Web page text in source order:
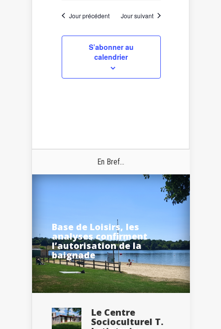
Jour précédent Jour suivant
S’abonner au
calendrier
En Bref...
Base de Loisirs, les
analyses confirment
l’autorisation de la
baignade
Le Centre
Socioculturel T.